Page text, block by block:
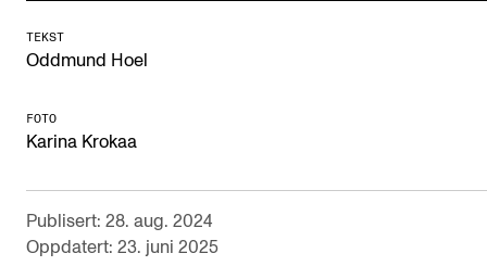
INTERNASJONALT
Internasjonal strategi
Nettverk
TEKST
Oddmund Hoel
FOTO
Karina Krokaa
Publisert: 28. aug. 2024
Oppdatert: 23. juni 2025